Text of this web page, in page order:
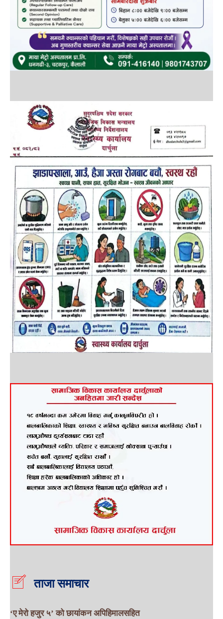
ताजा समाचार
‘ए मेरो हजुर ५’ को छायांकन अपिहिमालसहित